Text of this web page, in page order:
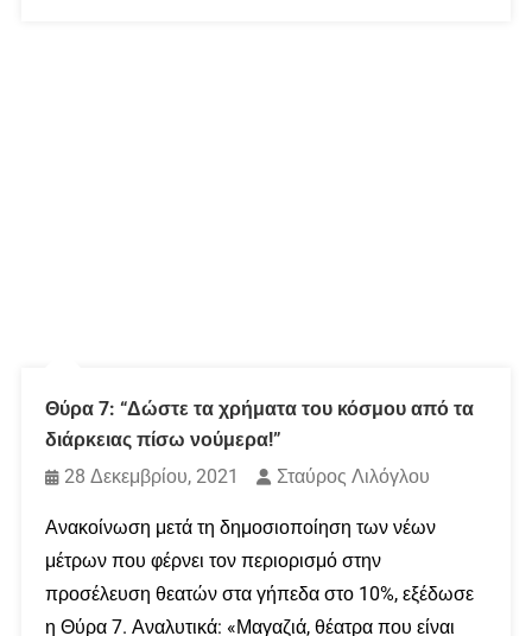
Θύρα 7: “Δώστε τα χρήματα του κόσμου από τα
διάρκειας πίσω νούμερα!”
28 Δεκεμβρίου, 2021
Σταύρος Λιλόγλου
Ανακοίνωση μετά τη δημοσιοποίηση των νέων
μέτρων που φέρνει τον περιορισμό στην
προσέλευση θεατών στα γήπεδα στο 10%, εξέδωσε
η Θύρα 7. Αναλυτικά: «Μαγαζιά, θέατρα που είναι